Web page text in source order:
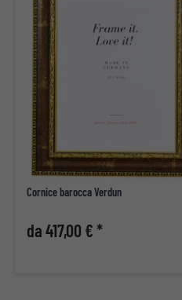
Cornice barocca Verdun
da 417,00 € *